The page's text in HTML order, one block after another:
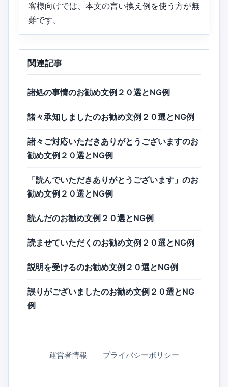
客様向けでは、本文の言い換え例を使う方が無
難です。
関連記事
諸処の事情のお勧め文例２０選とNG例
諸々承知しましたのお勧め文例２０選とNG例
諸々ご対応いただきありがとうございますのお
勧め文例２０選とNG例
「読んでいただきありがとうございます」のお
勧め文例２０選とNG例
読んだのお勧め文例２０選とNG例
読ませていただくのお勧め文例２０選とNG例
説明を受けるのお勧め文例２０選とNG例
誤りがございましたのお勧め文例２０選とNG
例
運営者情報 ｜ プライバシーポリシー